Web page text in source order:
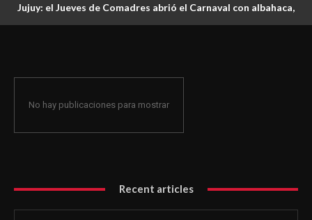
Jujuy: el Jueves de Comadres abrió el Carnaval con albahaca,
No hay publicaciones para mostrar
Recent articles